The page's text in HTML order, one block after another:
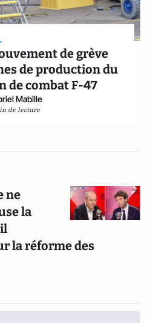
de grève
de production du
de combat F-47
Mabille
de lecture
ne
la
la réforme des